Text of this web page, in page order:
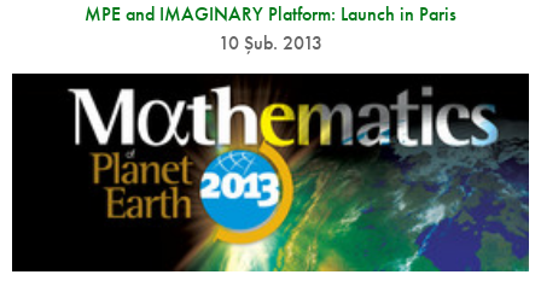
MPE and IMAGINARY Platform: Launch in Paris
10 Şub. 2013